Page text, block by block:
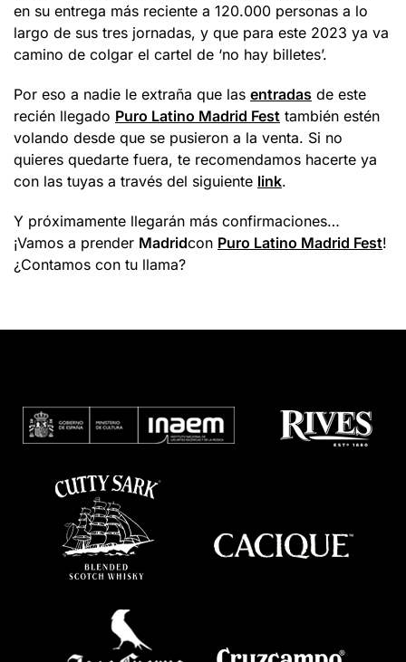
en su entrega más reciente a 120.000 personas a lo
largo de sus tres jornadas, y que para este 2023 ya va
camino de colgar el cartel de ‘no hay billetes’.
Por eso a nadie le extraña que las entradas de este
recién llegado Puro Latino Madrid Fest también estén
volando desde que se pusieron a la venta. Si no
quieres quedarte fuera, te recomendamos hacerte ya
con las tuyas a través del siguiente link.
Y próximamente llegarán más confirmaciones…
¡Vamos a prender Madridcon Puro Latino Madrid Fest!
¿Contamos con tu llama?